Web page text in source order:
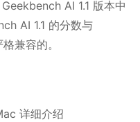
AI 1.1 版本中
AI 1.1 的分数与
兼容的。
详细介绍